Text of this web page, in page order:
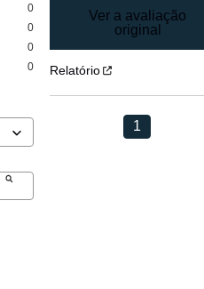
0
0
0
0
Ver a avaliação
original
Relatório
1